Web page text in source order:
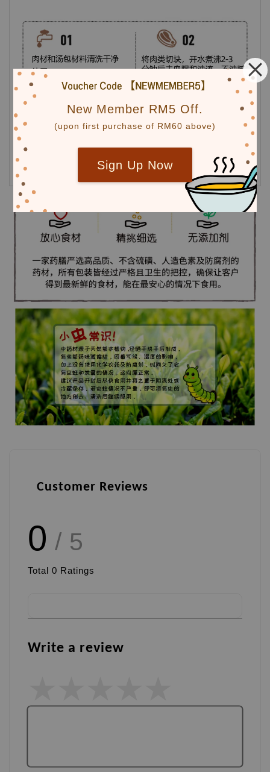
New Member RM5 Off.
(upon first purchase of RM60 above)
Sign Up Now
Customer Reviews
0 / 5
Total 0 Ratings
Write a review